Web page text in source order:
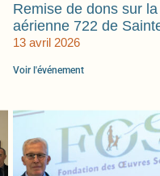
Remise de dons sur
aérienne 722 de
13 avril 2026
Voir l'événement